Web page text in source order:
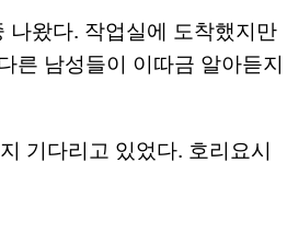
나왔다. 작업실에 도착했지만
른 남성들이 이따금 알아듣지
기다리고 있었다. 호리요시